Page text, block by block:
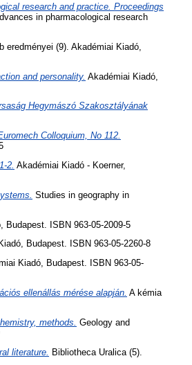
research and practice. Proceedings
in pharmacological research
eredményei (9). Akadémiai Kiadó,
and personality. Akadémiai Kiadó,
Hegymászó Szakosztályának
Colloquium, No 112.
2. Akadémiai Kiadó - Koerner,
Studies in geography in
Budapest. ISBN 963-05-2009-5
Budapest. ISBN 963-05-2260-8
Kiadó, Budapest. ISBN 963-05-
ellenállás mérése alapján. A kémia
methods. Geology and
literature. Bibliotheca Uralica (5).